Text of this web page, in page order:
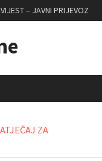
– JAVNI PRIJEVOZ
ZA